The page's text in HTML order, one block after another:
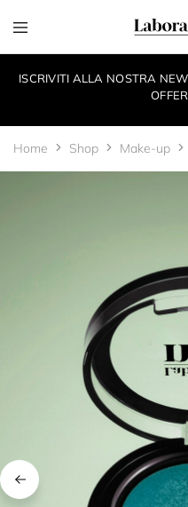
your
make-
ISCRIVITI ALLA NOSTRA
Home Shop Make-up